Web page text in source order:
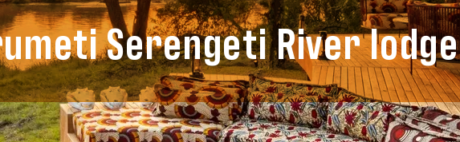
Serengeti River lodge